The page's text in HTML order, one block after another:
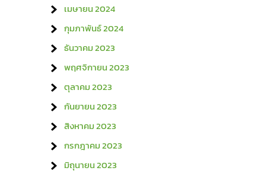
เมษายน 2024
กุมภาพันธ์ 2024
ธันวาคม 2023
พฤศจิกายน 2023
ตุลาคม 2023
กันยายน 2023
สิงหาคม 2023
กรกฎาคม 2023
มิถุนายน 2023